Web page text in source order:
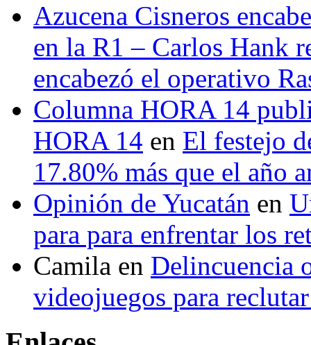
Azucena Cisneros
en la R1 – Carlos Hank
encabezó el operativo
Columna HORA 14
HORA 14 en El festejo
17.80% más que el año
Opinión de Yucatán en
para para enfrentar los
Camila en Delincuencia
videojuegos para